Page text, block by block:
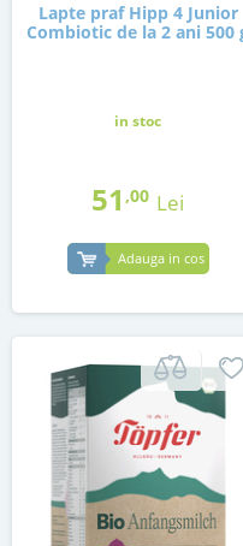
Lapte praf Hipp 4 Junior
Combiotic de la 2 ani 500
in stoc
51 ,00 Lei
Adauga in cos